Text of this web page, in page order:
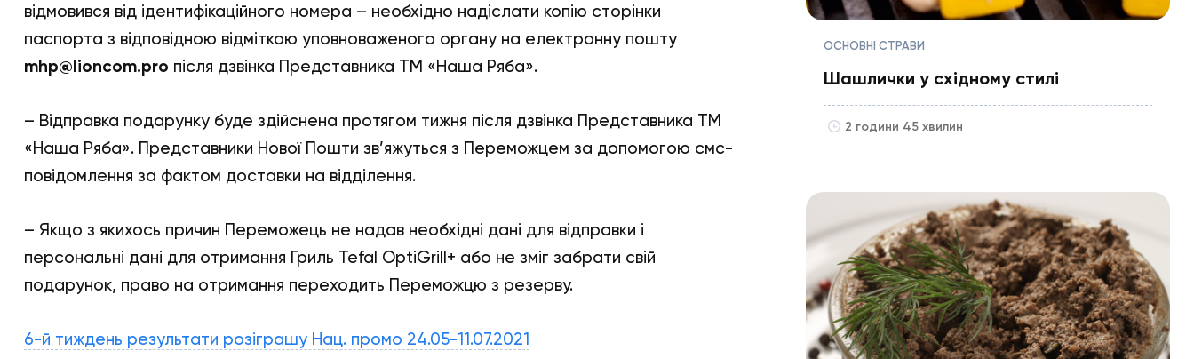
відмовився від ідентифікаційного номера – необхідно надіслати копію сторінки
паспорта з відповідною відміткою уповноваженого органу на електронну пошту
mhp@lioncom.pro після дзвінка Представника ТМ «Наша Ряба».
– Відправка подарунку буде здійснена протягом тижня після дзвінка Представника ТМ
«Наша Ряба». Представники Нової Пошти зв’яжуться з Переможцем за допомогою смс-
повідомлення за фактом доставки на відділення.
– Якщо з якихось причин Переможець не надав необхідні дані для відправки і
персональні дані для отримання Гриль Tefal OptiGrill+ або не зміг забрати свій
подарунок, право на отримання переходить Переможцю з резерву.
6-й тиждень результати розіграшу Нац. промо 24.05-11.07.2021
ОСНОВНІ СТРАВИ
Шашлички у східному стилі
2 години 45 хвилин